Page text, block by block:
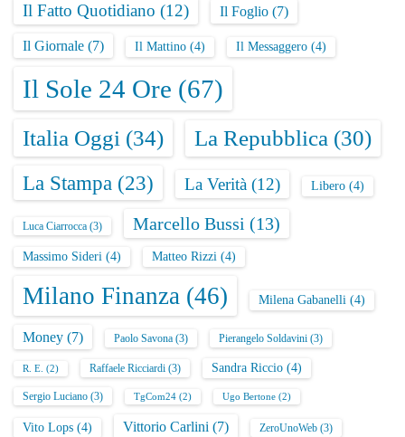
Il Fatto Quotidiano (12) Il Foglio (7)
Il Giornale (7) Il Mattino (4) Il Messaggero (4)
Il Sole 24 Ore (67)
Italia Oggi (34) La Repubblica (30)
La Stampa (23) La Verità (12) Libero (4)
Luca Ciarrocca (3) Marcello Bussi (13)
Massimo Sideri (4) Matteo Rizzi (4)
Milano Finanza (46) Milena Gabanelli (4)
Money (7) Paolo Savona (3) Pierangelo Soldavini (3)
R. E. (2) Raffaele Ricciardi (3) Sandra Riccio (4)
Sergio Luciano (3) TgCom24 (2) Ugo Bertone (2)
Vito Lops (4) Vittorio Carlini (7) ZeroUnoWeb (3)